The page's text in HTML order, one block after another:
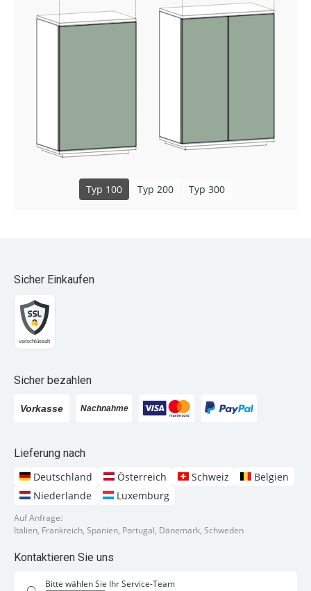
Typ 100 Typ 200 Typ 300
Sicher Einkaufen
Sicher bezahlen
Lieferung nach
Deutschland
Österreich Schweiz
Belgien
Niederlande
Luxemburg
Auf Anfrage:
Italien, Frankreich, Spanien, Portugal, Dänemark, Schweden
Kontaktieren Sie uns
Bitte wählen Sie Ihr Service-Team